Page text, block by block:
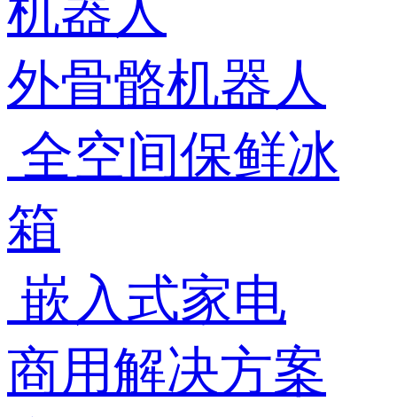
机器人
外骨骼机器人
全空间保鲜冰
箱
嵌入式家电
商用解决方案